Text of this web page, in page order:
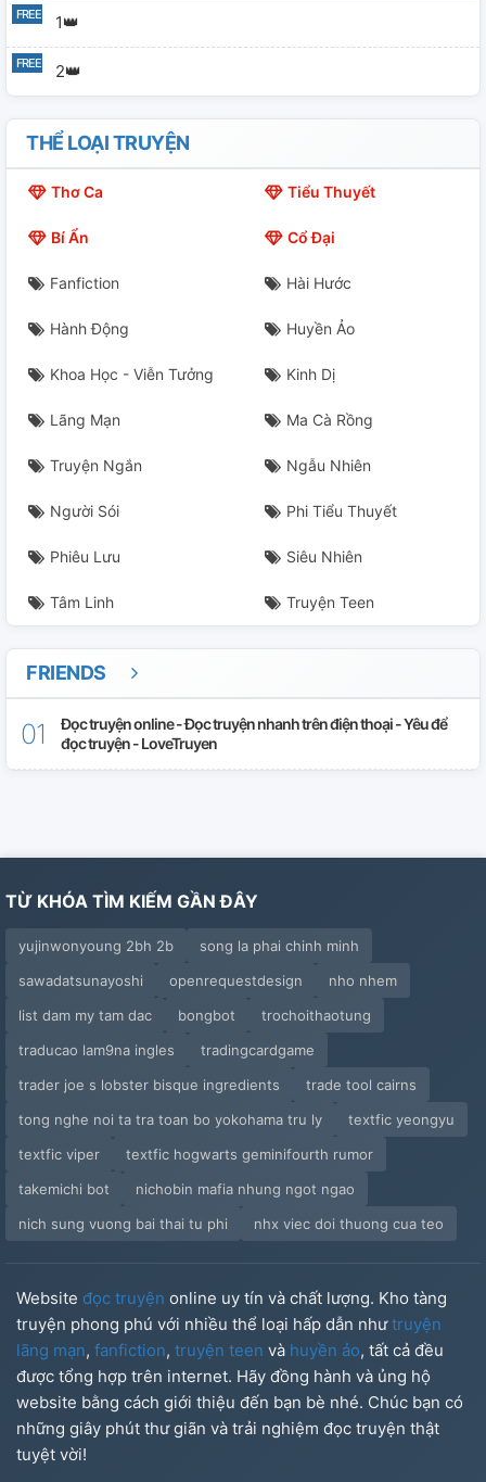
1👑
2👑
THỂ LOẠI TRUYỆN
Thơ Ca Tiểu Thuyết
Bí Ẩn Cổ Đại
Fanfiction Hài Hước
Hành Động Huyền Ảo
Khoa Học - Viễn Tưởng Kinh Dị
Lãng Mạn Ma Cà Rồng
Truyện Ngắn Ngẫu Nhiên
Người Sói Phi Tiểu Thuyết
Phiêu Lưu Siêu Nhiên
Tâm Linh Truyện Teen
FRIENDS
Đọc truyện online - Đọc truyện nhanh trên điện thoại - Yêu để
đọc truyện - LoveTruyen
TỪ KHÓA TÌM KIẾM GẦN ĐÂY
yujinwonyoung 2bh 2b
song la phai chinh minh
sawadatsunayoshi
openrequestdesign
nho nhem
list dam my tam dac
bongbot
trochoithaotung
traducao lam9na ingles
tradingcardgame
trader joe s lobster bisque ingredients
trade tool cairns
tong nghe noi ta tra toan bo yokohama tru ly
textfic yeongyu
textfic viper
textfic hogwarts geminifourth rumor
takemichi bot
nichobin mafia nhung ngot ngao
nich sung vuong bai thai tu phi
nhx viec doi thuong cua teo
Website đọc truyện online uy tín và chất lượng. Kho tàng
truyện phong phú với nhiều thể loại hấp dẫn nhưtruyện
lãng mạn, fanfiction, truyện teen và huyền ảo, tất cả đều
được tổng hợp trên internet. Hãy đồng hành và ủng hộ
website bằng cách giới thiệu đến bạn bè nhé. Chúc bạn có
những giây phút thư giãn và trải nghiệm đọc truyện thật
tuyệt vời!